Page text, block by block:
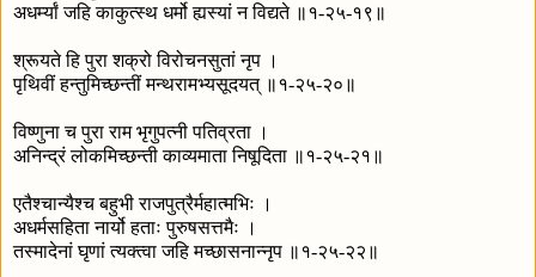
अधर्म्यां जहि काकुत्स्थ धर्मो ह्यस्यां न विद्यते ॥१-२५-१९॥
श्रूयते हि पुरा शक्रो विरोचनसुतां नृप ।
पृथिवीं हन्तुमिच्छन्तीं मन्थरामभ्यसूदयत् ॥१-२५-२०॥
विष्णुना च पुरा राम भृगुपत्नी पतिव्रता ।
अनिन्द्रं लोकमिच्छन्ती काव्यमाता निषूदिता ॥१-२५-२१॥
एतैश्चान्यैश्च बहुभी राजपुत्रैर्महात्मभिः ।
अधर्मसहिता नार्यो हताः पुरुषसत्तमैः ।
तस्मादेनां घृणां त्यक्त्वा जहि मच्छासनान्नृप ॥१-२५-२२॥